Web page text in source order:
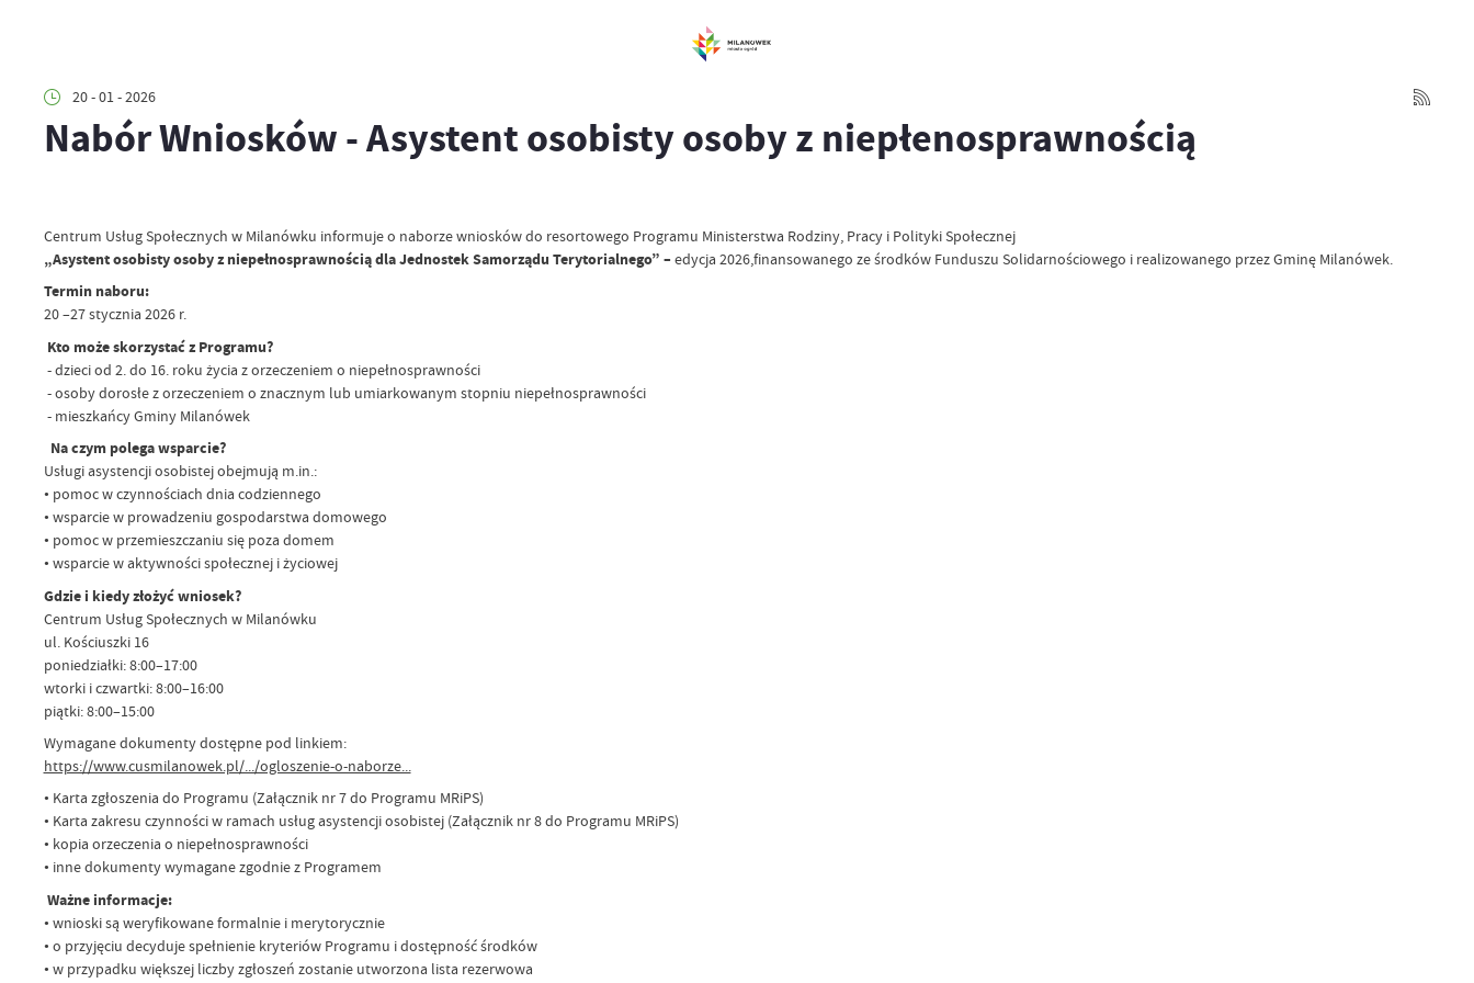
20 - 01 - 2026
Nabór Wniosków - Asystent osobisty osoby z niepłenosprawnością
Centrum Usług Społecznych w Milanówku informuje o naborze wniosków do resortowego Programu Ministerstwa Rodziny, Pracy i Polityki Społecznej
„Asystent osobisty osoby z niepełnosprawnością dla Jednostek Samorządu Terytorialnego” –edycja 2026,finansowanego ze środków Funduszu Solidarnościowego i realizowanego przez Gminę Milanówek.
Termin naboru:
20 –27 stycznia 2026 r.
Kto może skorzystać z Programu?
- dzieci od 2. do 16. roku życia z orzeczeniem o niepełnosprawności
- osoby dorosłe z orzeczeniem o znacznym lub umiarkowanym stopniu niepełnosprawności
- mieszkańcy Gminy Milanówek
Na czym polega wsparcie?
Usługi asystencji osobistej obejmują m.in.:
• pomoc w czynnościach dnia codziennego
• wsparcie w prowadzeniu gospodarstwa domowego
• pomoc w przemieszczaniu się poza domem
• wsparcie w aktywności społecznej i życiowej
Gdzie i kiedy złożyć wniosek?
Centrum Usług Społecznych w Milanówku
ul. Kościuszki 16
poniedziałki: 8:00–17:00
wtorki i czwartki: 8:00–16:00
piątki: 8:00–15:00
Wymagane dokumenty dostępne pod linkiem:
https://www.cusmilanowek.pl/.../ogloszenie-o-naborze...
• Karta zgłoszenia do Programu (Załącznik nr 7 do Programu MRiPS)
• Karta zakresu czynności w ramach usług asystencji osobistej (Załącznik nr 8 do Programu MRiPS)
• kopia orzeczenia o niepełnosprawności
• inne dokumenty wymagane zgodnie z Programem
Ważne informacje:
• wnioski są weryfikowane formalnie i merytorycznie
• o przyjęciu decyduje spełnienie kryteriów Programu i dostępność środków
• w przypadku większej liczby zgłoszeń zostanie utworzona lista rezerwowa